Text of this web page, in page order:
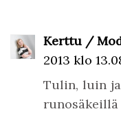
Kerttu /
2013 klo
Tulin, luin
runosäkeillä